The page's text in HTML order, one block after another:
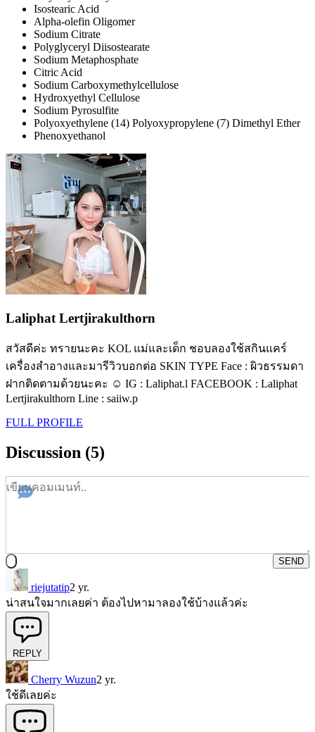
Isostearic Acid
Alpha-olefin Oligomer
Sodium Citrate
Polyglyceryl Diisostearate
Sodium Metaphosphate
Citric Acid
Sodium Carboxymethylcellulose
Hydroxyethyl Cellulose
Sodium Pyrosulfite
Polyoxyethylene (14) Polyoxypropylene (7) Dimethyl Ether
Phenoxyethanol
Laliphat Lertjirakulthorn
สวัสดีค่ะ ทรายนะคะ KOL แม่และเด็ก ชอบลองใช้สกินแคร์
เครื่องสำอางและมารีวิวบอกต่อ SKIN TYPE Face : ผิวธรรมดา
ฝากติดตามด้วยนะคะ ☺️ IG : Laliphat.l FACEBOOK : Laliphat
Lertjirakulthorn Line : saiiw.p
FULL PROFILE
Discussion (5)
SEND
riejutatip2 yr.
น่าสนใจมากเลยค่า ต้องไปหามาลองใช้บ้างแล้วค่ะ
REPLY
Cherry Wuzun2 yr.
ใช้ดีเลยค่ะ